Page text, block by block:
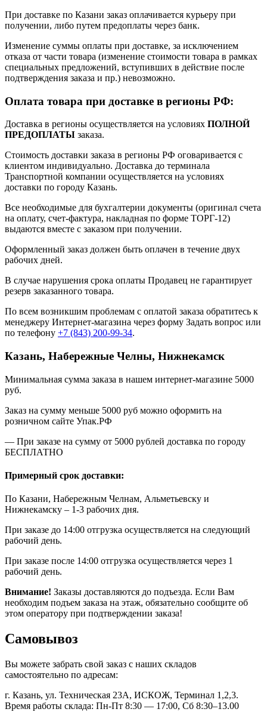
При доставке по Казани заказ оплачивается курьеру при
получении, либо путем предоплаты через банк.
Изменение суммы оплаты при доставке, за исключением
отказа от части товара (изменение стоимости товара в рамках
специальных предложений, вступивших в действие после
подтверждения заказа и пр.) невозможно.
Оплата товара при доставке в регионы РФ:
Доставка в регионы осуществляется на условиях ПОЛНОЙ
ПРЕДОПЛАТЫ заказа.
Стоимость доставки заказа в регионы РФ оговаривается с
клиентом индивидуально. Доставка до терминала
Транспортной компании осуществляется на условиях
доставки по городу Казань.
Все необходимые для бухгалтерии документы (оригинал счета
на оплату, счет-фактура, накладная по форме ТОРГ-12)
выдаются вместе с заказом при получении.
Оформленный заказ должен быть оплачен в течение двух
рабочих дней.
В случае нарушения срока оплаты Продавец не гарантирует
резерв заказанного товара.
По всем возникшим проблемам с оплатой заказа обратитесь к
менеджеру Интернет-магазина через форму Задать вопрос или
по телефону +7 (843) 200-99-34.
Казань, Набережные Челны, Нижнекамск
Минимальная сумма заказа в нашем интернет-магазине 5000
руб.
Заказ на сумму меньше 5000 руб можно оформить на
розничном сайте Упак.РФ
— При заказе на сумму от 5000 рублей доставка по городу
БЕСПЛАТНО
Примерный срок доставки:
По Казани, Набережным Челнам, Альметьевску и
Нижнекамску – 1-3 рабочих дня.
При заказе до 14:00 отгрузка осуществляется на следующий
рабочий день.
При заказе после 14:00 отгрузка осуществляется через 1
рабочий день.
Внимание! Заказы доставляются до подъезда. Если Вам
необходим подъем заказа на этаж, обязательно сообщите об
этом оператору при подтверждении заказа!
Самовывоз
Вы можете забрать свой заказ с наших складов
самостоятельно по адресам:
г. Казань, ул. Техническая 23А, ИСКОЖ, Терминал 1,2,3.
Время работы склада: Пн-Пт 8:30 — 17:00, Сб 8:30–13.00